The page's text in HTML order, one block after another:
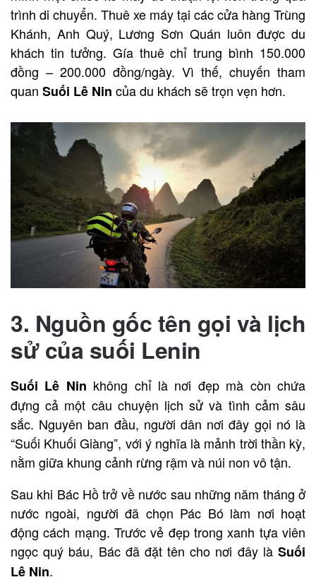
trình di chuyển. Thuê xe máy tại các cửa hàng Trùng
Khánh, Anh Quý, Lương Sơn Quán luôn được du
khách tin tưởng. Gía thuê chỉ trung bình 150.000
đồng – 200.000 đồng/ngày. Vì thế, chuyến tham
quan Suối Lê Nin của du khách sẽ trọn vẹn hơn.
3. Nguồn gốc tên gọi và lịch
sử của suối Lenin
Suối Lê Nin không chỉ là nơi đẹp mà còn chứa
đựng cả một câu chuyện lịch sử và tình cảm sâu
sắc. Nguyên ban đầu, người dân nơi đây gọi nó là
“Suối Khuối Giàng”, với ý nghĩa là mảnh trời thần kỳ,
nằm giữa khung cảnh rừng rậm và núi non vô tận.
Sau khi Bác Hồ trở về nước sau những năm tháng ở
nước ngoài, người đã chọn Pác Bó làm nơi hoạt
động cách mạng. Trước vẻ đẹp trong xanh tựa viên
ngọc quý báu, Bác đã đặt tên cho nơi đây là Suối
Lê Nin.